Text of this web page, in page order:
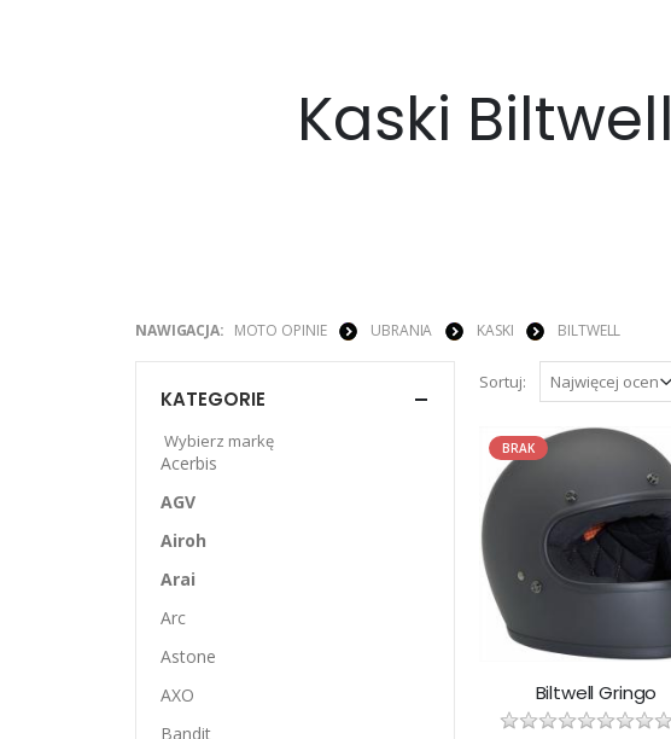
Kaski Biltwell
NAWIGACJA: MOTO OPINIE UBRANIA KASKI BILTWELL
Sortuj:
BRAK
Biltwell Gringo
KATEGORIE
Wybierz markę
Acerbis
AGV
Airoh
Arai
Arc
Astone
AXO
Bandit